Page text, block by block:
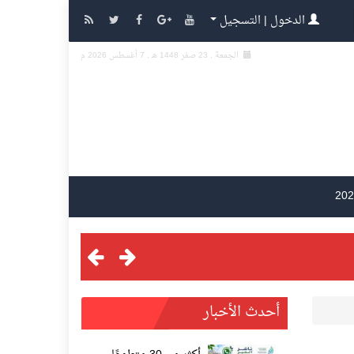
الدخول | التسجيل
الجمعة , 23 صفر 1448 هـ , 7 أغسطس 2026 م
أحدث الأخبار